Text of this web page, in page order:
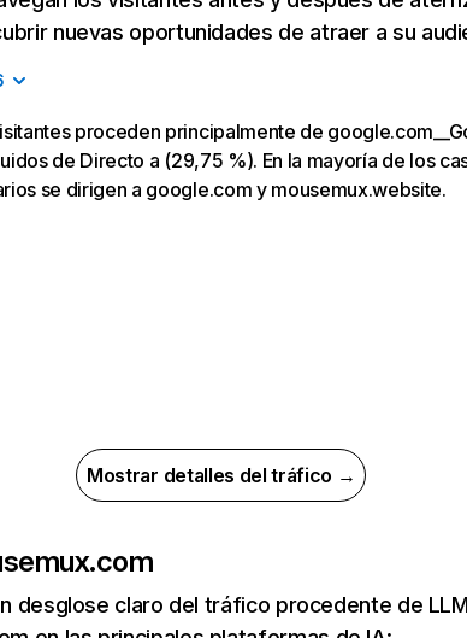
nuevas oportunidades de atraer a su
proceden principalmente de
de Directo a (29,75 %). En la mayoría de los
se dirigen a google.com y mousemux.website.
Mostrar detalles del tráfico →
desglose claro del tráfico procedente de